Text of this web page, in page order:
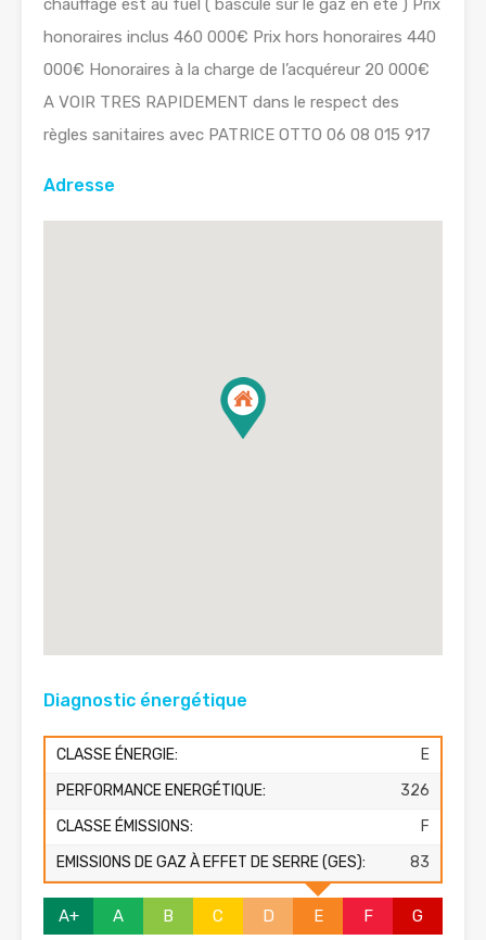
chauffage est au fuel ( bascule sur le gaz en été ) Prix
honoraires inclus 460 000€ Prix hors honoraires 440
000€ Honoraires à la charge de l’acquéreur 20 000€
A VOIR TRES RAPIDEMENT dans le respect des
règles sanitaires avec PATRICE OTTO 06 08 015 917
Adresse
Diagnostic énergétique
CLASSE ÉNERGIE:
E
PERFORMANCE ENERGÉTIQUE:
326
CLASSE ÉMISSIONS:
F
EMISSIONS DE GAZ À EFFET DE SERRE (GES):
83
A+ A B C D E F G